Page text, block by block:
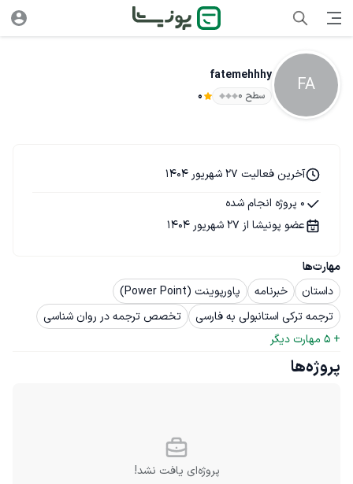
FA
fatemehhhy
سطح ۰ 0
مهارت‌ها
داستان
خبرنامه
پاورپوینت (Power Point)
ترجمه ترکی استانبولی به فارسی
تخصص ترجمه در روان شناسی
+
5 مهارت دیگر
آخرین فعالیت 27 شهریور 1404
0 پروژه انجام شده
عضو پونیشا از 27 شهریور 1404
پروژه‌ها
پروژه‌ای یافت نشد!